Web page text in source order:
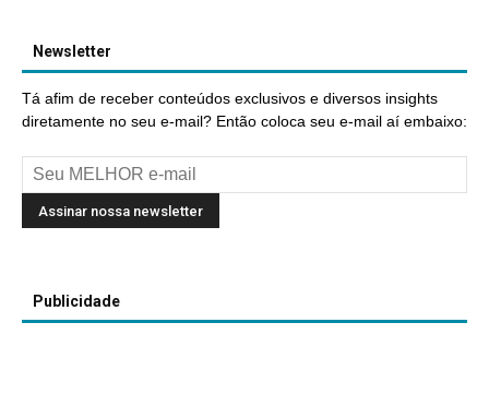
Newsletter
Tá afim de receber conteúdos exclusivos e diversos insights
diretamente no seu e-mail? Então coloca seu e-mail aí embaixo:
Publicidade